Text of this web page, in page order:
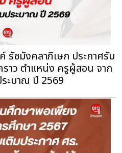
รัชมังคลาภิเษก ประกาศรับ
าว ตำแหน่ง ครูผู้สอน จาก
ะมาณ ปี 2569